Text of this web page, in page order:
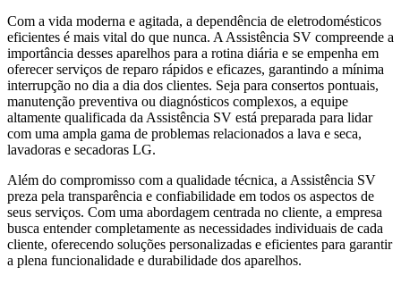
Com a vida moderna e agitada, a dependência de eletrodomésticos
eficientes é mais vital do que nunca. A Assistência SV compreende a
importância desses aparelhos para a rotina diária e se empenha em
oferecer serviços de reparo rápidos e eficazes, garantindo a mínima
interrupção no dia a dia dos clientes. Seja para consertos pontuais,
manutenção preventiva ou diagnósticos complexos, a equipe
altamente qualificada da Assistência SV está preparada para lidar
com uma ampla gama de problemas relacionados a lava e seca,
lavadoras e secadoras LG.
Além do compromisso com a qualidade técnica, a Assistência SV
preza pela transparência e confiabilidade em todos os aspectos de
seus serviços. Com uma abordagem centrada no cliente, a empresa
busca entender completamente as necessidades individuais de cada
cliente, oferecendo soluções personalizadas e eficientes para garantir
a plena funcionalidade e durabilidade dos aparelhos.